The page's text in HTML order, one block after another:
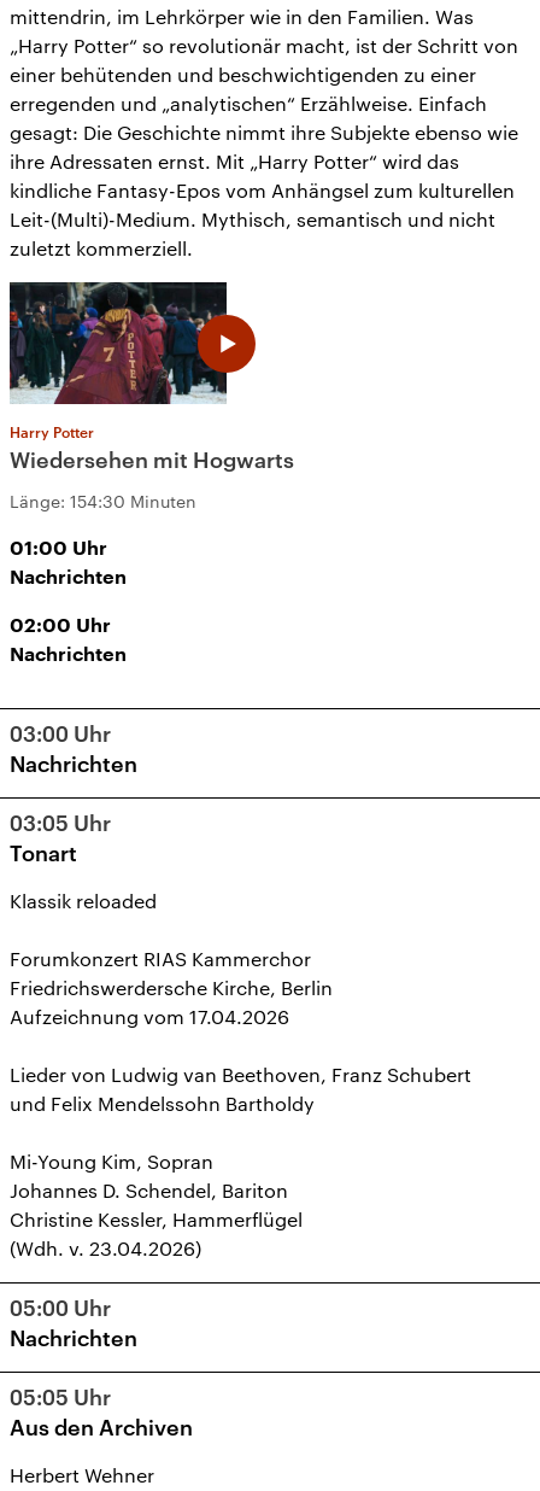
mittendrin, im Lehrkörper wie in den Familien. Was
„Harry Potter“ so revolutionär macht, ist der Schritt von
einer behütenden und beschwichtigenden zu einer
erregenden und „analytischen“ Erzählweise. Einfach
gesagt: Die Geschichte nimmt ihre Subjekte ebenso wie
ihre Adressaten ernst. Mit „Harry Potter“ wird das
kindliche Fantasy-Epos vom Anhängsel zum kulturellen
Leit-(Multi)-Medium. Mythisch, semantisch und nicht
zuletzt kommerziell.
Harry Potter
Wiedersehen mit Hogwarts
Länge: 154:30 Minuten
01:00 Uhr
Nachrichten
02:00 Uhr
Nachrichten
03:00 Uhr
Nachrichten
03:05 Uhr
Tonart
Klassik reloaded
Forumkonzert RIAS Kammerchor
Friedrichswerdersche Kirche, Berlin
Aufzeichnung vom 17.04.2026
Lieder von Ludwig van Beethoven, Franz Schubert
und Felix Mendelssohn Bartholdy
Mi-Young Kim, Sopran
Johannes D. Schendel, Bariton
Christine Kessler, Hammerflügel
(Wdh. v. 23.04.2026)
05:00 Uhr
Nachrichten
05:05 Uhr
Aus den Archiven
Herbert Wehner